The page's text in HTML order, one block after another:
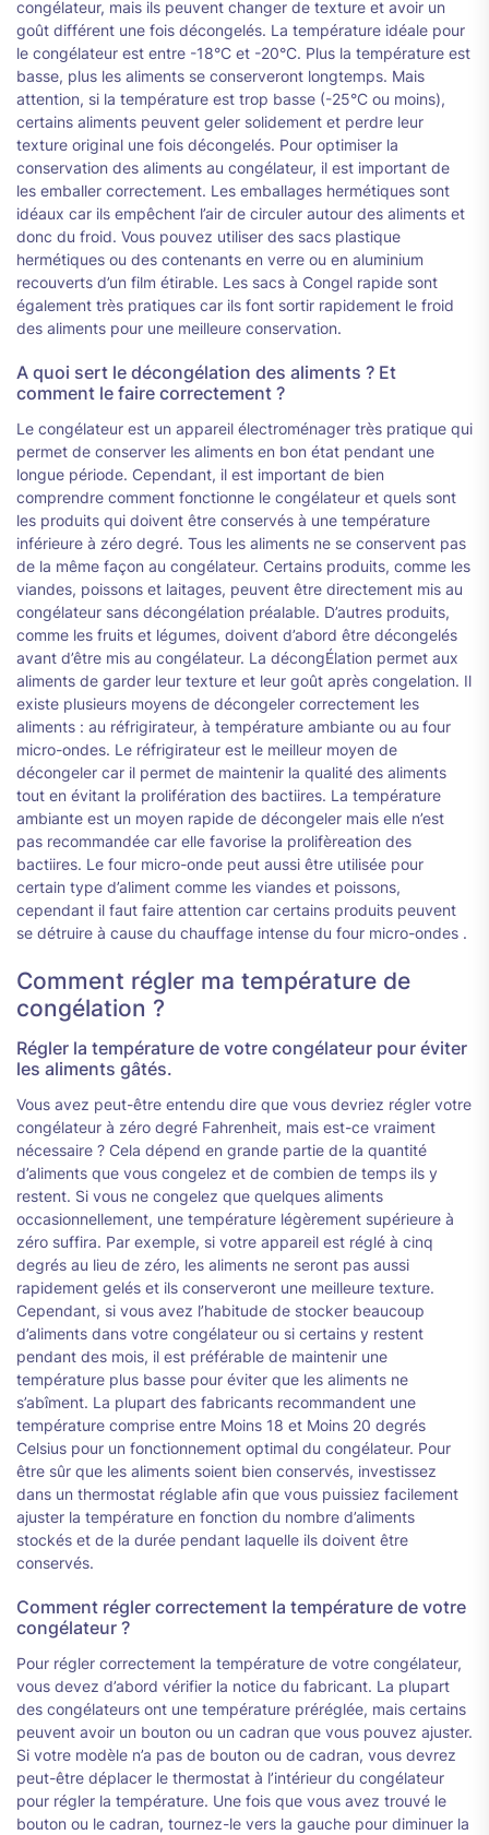
congélateur, mais ils peuvent changer de texture et avoir un
goût différent une fois décongelés. La température idéale pour
le congélateur est entre -18°C et -20°C. Plus la température est
basse, plus les aliments se conserveront longtemps. Mais
attention, si la température est trop basse (-25°C ou moins),
certains aliments peuvent geler solidement et perdre leur
texture original une fois décongelés. Pour optimiser la
conservation des aliments au congélateur, il est important de
les emballer correctement. Les emballages hermétiques sont
idéaux car ils empêchent l’air de circuler autour des aliments et
donc du froid. Vous pouvez utiliser des sacs plastique
hermétiques ou des contenants en verre ou en aluminium
recouverts d’un film étirable. Les sacs à Congel rapide sont
également très pratiques car ils font sortir rapidement le froid
des aliments pour une meilleure conservation.
A quoi sert le décongélation des aliments ? Et
comment le faire correctement ?
Le congélateur est un appareil électroménager très pratique qui
permet de conserver les aliments en bon état pendant une
longue période. Cependant, il est important de bien
comprendre comment fonctionne le congélateur et quels sont
les produits qui doivent être conservés à une température
inférieure à zéro degré. Tous les aliments ne se conservent pas
de la même façon au congélateur. Certains produits, comme les
viandes, poissons et laitages, peuvent être directement mis au
congélateur sans décongélation préalable. D’autres produits,
comme les fruits et légumes, doivent d’abord être décongelés
avant d’être mis au congélateur. La décongÉlation permet aux
aliments de garder leur texture et leur goût après congelation. Il
existe plusieurs moyens de décongeler correctement les
aliments : au réfrigirateur, à température ambiante ou au four
micro-ondes. Le réfrigirateur est le meilleur moyen de
décongeler car il permet de maintenir la qualité des aliments
tout en évitant la prolifération des bactiires. La température
ambiante est un moyen rapide de décongeler mais elle n’est
pas recommandée car elle favorise la prolifèreation des
bactiires. Le four micro-onde peut aussi être utilisée pour
certain type d’aliment comme les viandes et poissons,
cependant il faut faire attention car certains produits peuvent
se détruire à cause du chauffage intense du four micro-ondes .
Comment régler ma température de
congélation ?
Régler la température de votre congélateur pour éviter
les aliments gâtés.
Vous avez peut-être entendu dire que vous devriez régler votre
congélateur à zéro degré Fahrenheit, mais est-ce vraiment
nécessaire ? Cela dépend en grande partie de la quantité
d’aliments que vous congelez et de combien de temps ils y
restent. Si vous ne congelez que quelques aliments
occasionnellement, une température légèrement supérieure à
zéro suffira. Par exemple, si votre appareil est réglé à cinq
degrés au lieu de zéro, les aliments ne seront pas aussi
rapidement gelés et ils conserveront une meilleure texture.
Cependant, si vous avez l’habitude de stocker beaucoup
d’aliments dans votre congélateur ou si certains y restent
pendant des mois, il est préférable de maintenir une
température plus basse pour éviter que les aliments ne
s’abîment. La plupart des fabricants recommandent une
température comprise entre Moins 18 et Moins 20 degrés
Celsius pour un fonctionnement optimal du congélateur. Pour
être sûr que les aliments soient bien conservés, investissez
dans un thermostat réglable afin que vous puissiez facilement
ajuster la température en fonction du nombre d’aliments
stockés et de la durée pendant laquelle ils doivent être
conservés.
Comment régler correctement la température de votre
congélateur ?
Pour régler correctement la température de votre congélateur,
vous devez d’abord vérifier la notice du fabricant. La plupart
des congélateurs ont une température préréglée, mais certains
peuvent avoir un bouton ou un cadran que vous pouvez ajuster.
Si votre modèle n’a pas de bouton ou de cadran, vous devrez
peut-être déplacer le thermostat à l’intérieur du congélateur
pour régler la température. Une fois que vous avez trouvé le
bouton ou le cadran, tournez-le vers la gauche pour diminuer la